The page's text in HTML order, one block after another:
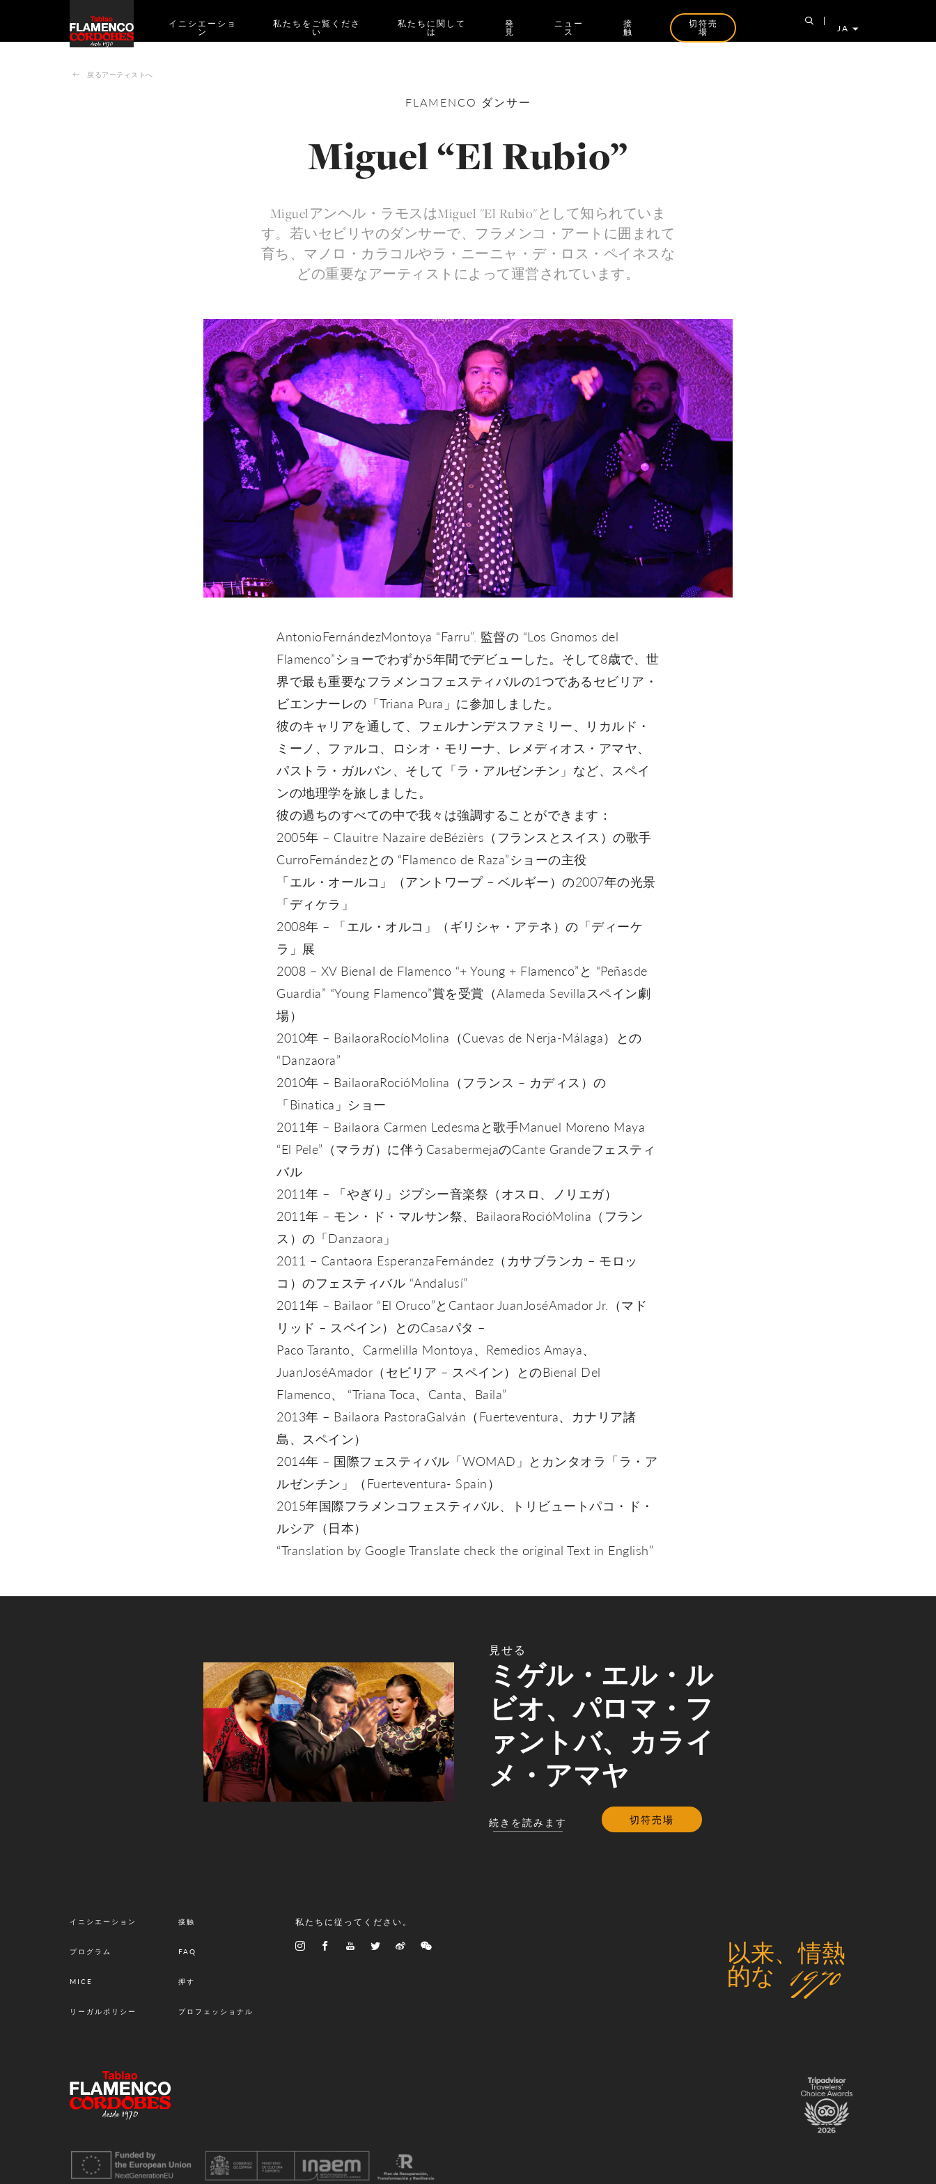
イニシエーショ
ン
私たちをご覧くださ
い
私たちに関して
は
発
見
ニュー
ス
接
触
切符売
場 JA
戻るアーティストへ
FLAMENCO ダンサー
Miguel “El Rubio”
Miguelアンヘル・ラモスはMiguel "El Rubio"として知られていま
す。若いセビリヤのダンサーで、フラメンコ・アートに囲まれて
育ち、マノロ・カラコルやラ・ニーニャ・デ・ロス・ペイネスな
どの重要なアーティストによって運営されています。
AntonioFernándezMontoya “Farru”. 監督の “Los Gnomos del
Flamenco”ショーでわずか5年間でデビューした。そして8歳で、世
界で最も重要なフラメンコフェスティバルの1つであるセビリア・
ビエンナーレの「Triana Pura」に参加しました。
彼のキャリアを通して、フェルナンデスファミリー、リカルド・
ミーノ、ファルコ、ロシオ・モリーナ、レメディオス・アマヤ、
パストラ・ガルバン、そして「ラ・アルゼンチン」など、スペイ
ンの地理学を旅しました。
彼の過ちのすべての中で我々は強調することができます：
2005年 – Clauitre Nazaire deBézièrs（フランスとスイス）の歌手
CurroFernándezとの “Flamenco de Raza”ショーの主役
「エル・オールコ」（アントワープ – ベルギー）の2007年の光景
「ディケラ」
2008年 – 「エル・オルコ」（ギリシャ・アテネ）の「ディーケ
ラ」展
2008 – XV Bienal de Flamenco “+ Young + Flamenco”と “Peñasde
Guardia” “Young Flamenco”賞を受賞（Alameda Sevillaスペイン劇
場）
2010年 – BailaoraRocíoMolina（Cuevas de Nerja-Málaga）との
“Danzaora”
2010年 – BailaoraRocióMolina（フランス – カディス）の
「Binatica」ショー
2011年 – Bailaora Carmen Ledesmaと歌手Manuel Moreno Maya
“El Pele”（マラガ）に伴うCasabermejaのCante Grandeフェスティ
バル
2011年 – 「やぎり」ジプシー音楽祭（オスロ、ノリエガ）
2011年 – モン・ド・マルサン祭、BailaoraRocióMolina（フラン
ス）の「Danzaora」
2011 – Cantaora EsperanzaFernández（カサブランカ – モロッ
コ）のフェスティバル “Andalusí”
2011年 – Bailaor “El Oruco”とCantaor JuanJoséAmador Jr.（マド
リッド – スペイン）とのCasaパタ –
Paco Taranto、Carmelilla Montoya、Remedios Amaya、
JuanJoséAmador（セビリア – スペイン）とのBienal Del
Flamenco、 “Triana Toca、Canta、Baila”
2013年 – Bailaora PastoraGalván（Fuerteventura、カナリア諸
島、スペイン）
2014年 – 国際フェスティバル「WOMAD」とカンタオラ「ラ・ア
ルゼンチン」（Fuerteventura- Spain）
2015年国際フラメンコフェスティバル、トリビュートパコ・ド・
ルシア（日本）
“Translation by Google Translate check the original Text in English”
見せる
ミゲル・エル・ル
ビオ、パロマ・フ
ァントバ、カライ
メ・アマヤ
続きを読みます 切符売場
イニシエーション
プログラム
MICE
リーガルポリシー
接触
FAQ
押す
プロフェッショナル
私たちに従ってください。
以来、情熱
的な 1970